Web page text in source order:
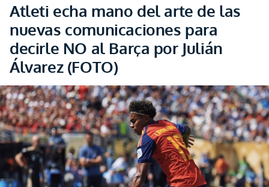
Atleti echa mano del arte de las
nuevas comunicaciones para
decirle NO al Barça por Julián
Álvarez (FOTO)